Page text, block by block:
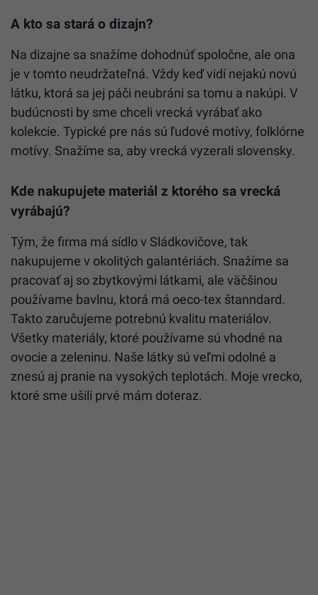
A kto sa stará o dizajn?
Na dizajne sa snažíme dohodnúť spoločne, ale ona
je v tomto neudržateľná. Vždy keď vidí nejakú novú
látku, ktorá sa jej páči neubráni sa tomu a nakúpi. V
budúcnosti by sme chceli vrecká vyrábať ako
kolekcie. Typické pre nás sú ľudové motívy, folklórne
motívy. Snažíme sa, aby vrecká vyzerali slovensky.
Kde nakupujete materiál z ktorého sa vrecká
vyrábajú?
Tým, že firma má sídlo v Sládkovičove, tak
nakupujeme v okolitých galantériách. Snažíme sa
pracovať aj so zbytkovými látkami, ale väčšinou
používame bavlnu, ktorá má oeco-tex štanndard.
Takto zaručujeme potrebnú kvalitu materiálov.
Všetky materiály, ktoré používame sú vhodné na
ovocie a zeleninu. Naše látky sú veľmi odolné a
znesú aj pranie na vysokých teplotách. Moje vrecko,
ktoré sme ušili prvé mám doteraz.